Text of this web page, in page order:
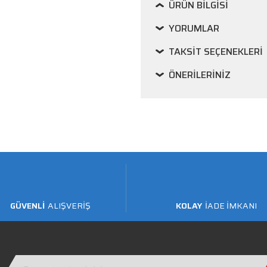
ÜRÜN BILGISI
YORUMLAR
TAKSIT SEÇENEKLERI
ÖNERILERINIZ
GÜVENLİ ALIŞVERİŞ KOLAY İADE İMKANI